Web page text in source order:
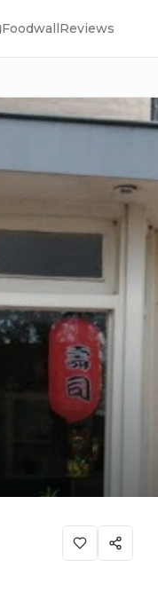
FoodwallReviews